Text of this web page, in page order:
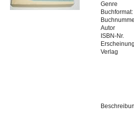
Genre
Buchformat:
Autor
ISBN-Nr.
Verlag